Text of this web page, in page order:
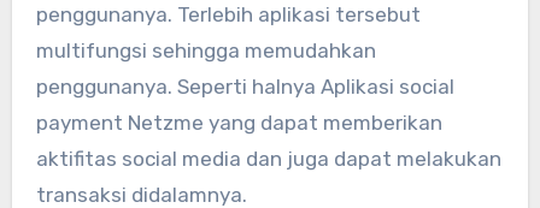
penggunanya. Terlebih aplikasi tersebut
multifungsi sehingga memudahkan
penggunanya. Seperti halnya Aplikasi social
payment Netzme yang dapat memberikan
aktifitas social media dan juga dapat melakukan
transaksi didalamnya.